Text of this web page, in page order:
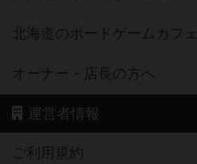
北海道のボードゲームカフェ
オーナー・店長の方へ
運営者情報
ご利用規約